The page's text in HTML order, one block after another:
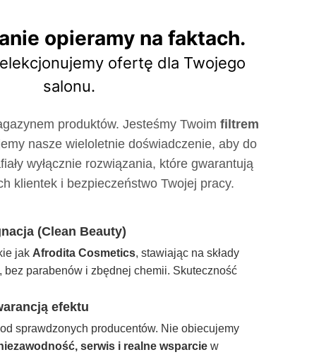
opieramy na faktach.
ofertę dla Twojego
salonu.
produktów. Jesteśmy Twoim filtrem
nasze wieloletnie doświadczenie, aby do
wyłącznie rozwiązania, które gwarantują
klientek i bezpieczeństwo Twojej pracy.
(Clean Beauty)
jak Afrodita Cosmetics, stawiając na składy
bez parabenów i zbędnej chemii. Skuteczność
efektu
sprawdzonych producentów. Nie obiecujemy
serwis i realne wsparcie w